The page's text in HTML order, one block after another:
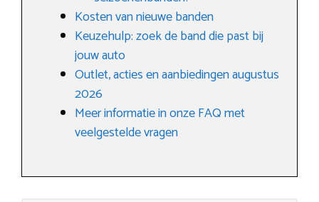
Kosten van nieuwe banden
Keuzehulp: zoek de band die past bij
jouw auto
Outlet, acties en aanbiedingen augustus
2026
Meer informatie in onze FAQ met
veelgestelde vragen